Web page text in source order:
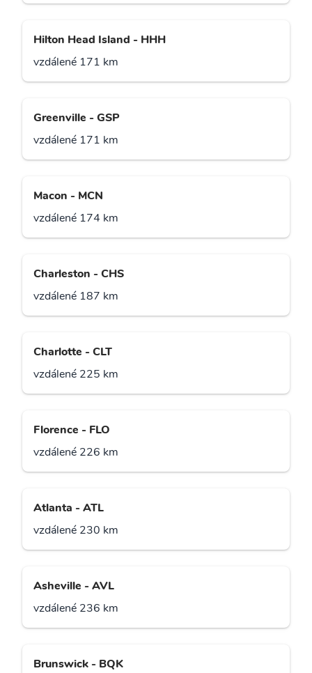
Hilton Head Island - HHH
vzdálené 171 km
Greenville - GSP
vzdálené 171 km
Macon - MCN
vzdálené 174 km
Charleston - CHS
vzdálené 187 km
Charlotte - CLT
vzdálené 225 km
Florence - FLO
vzdálené 226 km
Atlanta - ATL
vzdálené 230 km
Asheville - AVL
vzdálené 236 km
Brunswick - BQK